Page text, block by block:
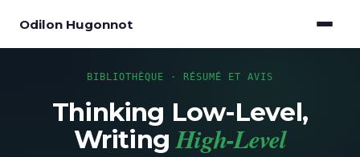
Odilon Hugonnot
BIBLIOTHÈQUE · RÉSUMÉ ET AVIS
Thinking Low-Level,
WritingHigh-Level